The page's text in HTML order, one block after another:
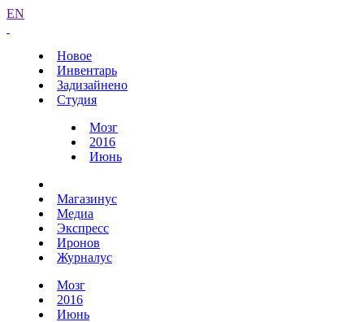
EN
Новое
Инвентарь
Задизайнено
Студия
Мозг
2016
Июнь
Магазинус
Медиа
Экспресс
Иронов
Журналус
Мозг
2016
Июнь